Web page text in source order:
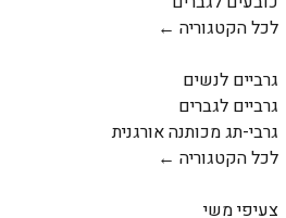
לכל הקטגוריה ←
גרביים לנשים
גרביים לגברים
גרבי-תג מכותנה אורגנית
לכל הקטגוריה ←
צעיפי משי